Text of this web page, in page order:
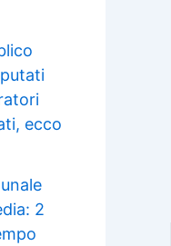
ecco
2